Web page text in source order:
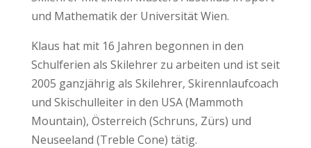
und Mathematik der Universität Wien.
Klaus hat mit 16 Jahren begonnen in den
Schulferien als Skilehrer zu arbeiten und ist seit
2005 ganzjährig als Skilehrer, Skirennlaufcoach
und Skischulleiter in den USA (Mammoth
Mountain), Österreich (Schruns, Zürs) und
Neuseeland (Treble Cone) tätig.